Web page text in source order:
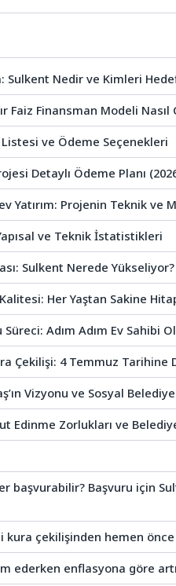
Sulkent Nedir ve Kimleri
Faiz Finansman Modeli Nasıl
ve Ödeme Seçenekleri
Detaylı Ödeme Planı
Yatırım: Projenin Teknik ve
ve Teknik İstatistikleri
Sulkent Nerede Yükseliyor?
Her Yaştan Sakine
Adım Adım Ev Sahibi
Çekilişi: 4 Temmuz Tarihine
Vizyonu ve Sosyal
Edinme Zorlukları ve
başvurabilir? Başvuru için
kura çekilişinden hemen
ederken enflasyona göre